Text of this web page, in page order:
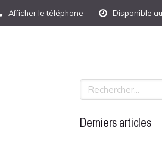
Disponible
Afficher le téléphone
Rechercher
Derniers articles